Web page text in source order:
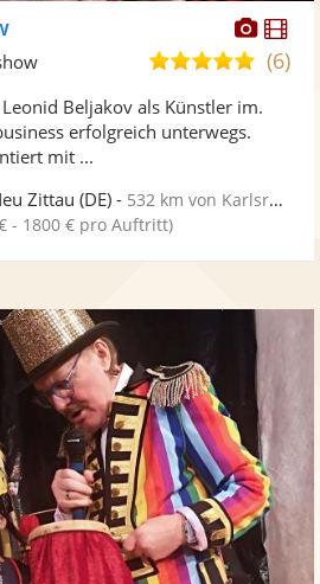
Fotos
5,0
5
(6)
Beljakov als Künstler im.
erfolgreich unterwegs.
mit ...
Zittau (DE) - 532 km von Karlsruhe
- 1800 € pro Auftritt)